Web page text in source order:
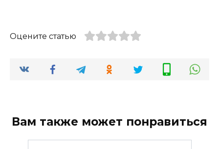
Оцените статью
Вам также может понравиться